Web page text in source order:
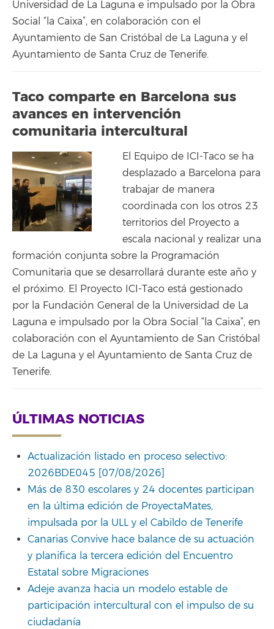
Universidad de La Laguna e impulsado por la Obra
Social “la Caixa”, en colaboración con el
Ayuntamiento de San Cristóbal de La Laguna y el
Ayuntamiento de Santa Cruz de Tenerife.
Taco comparte en Barcelona sus
avances en intervención
comunitaria intercultural
El Equipo de ICI-Taco se ha
desplazado a Barcelona para
trabajar de manera
coordinada con los otros 23
territorios del Proyecto a
escala nacional y realizar una
formación conjunta sobre la Programación
Comunitaria que se desarrollará durante este año y
el próximo. El Proyecto ICI-Taco está gestionado
por la Fundación General de la Universidad de La
Laguna e impulsado por la Obra Social “la Caixa”, en
colaboración con el Ayuntamiento de San Cristóbal
de La Laguna y el Ayuntamiento de Santa Cruz de
Tenerife.
ÚLTIMAS NOTICIAS
Actualización listado en proceso selectivo:
2026BDE045 [07/08/2026]
Más de 830 escolares y 24 docentes participan
en la última edición de ProyectaMates,
impulsada por la ULL y el Cabildo de Tenerife
Canarias Convive hace balance de su actuación
y planifica la tercera edición del Encuentro
Estatal sobre Migraciones
Adeje avanza hacia un modelo estable de
participación intercultural con el impulso de su
ciudadanía